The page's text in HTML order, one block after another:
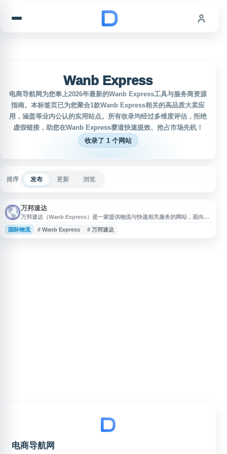
Wanb Express
电商导航网为您奉上2026年最新的Wanb Express工具与服务商资源
指南。本标签页已为您聚合1款Wanb Express相关的高品质大卖应
用，涵盖等业内公认的实用站点。所有收录均经过多维度评估，拒绝
虚假链接，助您在Wanb Express赛道快速提效、抢占市场先机！
收录了 1 个网站
排序 发布 更新 浏览
万邦速达
万邦速达（Wanb Express）是一家提供物流与快递相关服务的网站，面向有
包裹寄递、跨境运输或物流查询需求的用户。网站可作为了解万邦速达服务信
息、运输渠道、业务范围及联系方式的入口，适合电商卖家、企业客户和个人
国际物流 # Wanb Express # 万邦速达
电商导航网